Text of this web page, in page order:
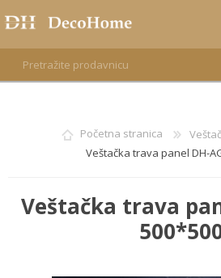
REGISTRUJTE SEPočetna stranica
Veštačka trava panel DH-
Veštačka trava